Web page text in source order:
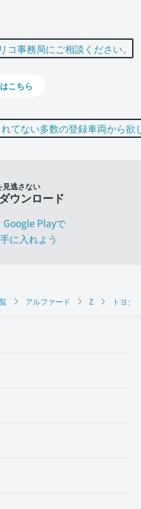
アルファード Z トヨタ
こちら
見逃さない
ウンロード